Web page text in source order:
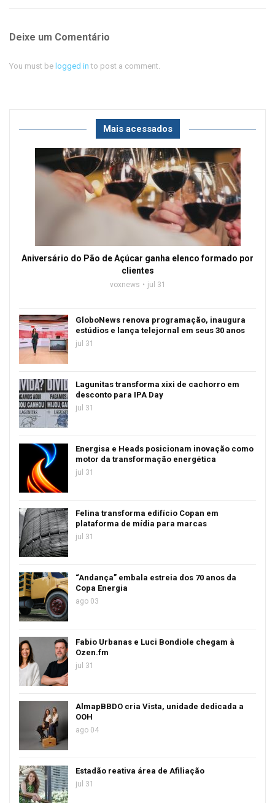
Deixe um Comentário
You must be logged in to post a comment.
Mais acessados
Aniversário do Pão de Açúcar ganha elenco formado por
clientes
voxnews jul 31
GloboNews renova programação, inaugura
estúdios e lança telejornal em seus 30 anos
jul 31
Lagunitas transforma xixi de cachorro em
desconto para IPA Day
jul 31
Energisa e Heads posicionam inovação como
motor da transformação energética
jul 31
Felina transforma edifício Copan em
plataforma de mídia para marcas
jul 31
“Andança” embala estreia dos 70 anos da
Copa Energia
ago 03
Fabio Urbanas e Luci Bondiole chegam à
Ozen.fm
jul 31
AlmapBBDO cria Vista, unidade dedicada a
OOH
ago 04
Estadão reativa área de Afiliação
jul 31